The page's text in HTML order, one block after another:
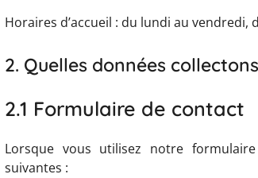
Horaires d’accueil : du lundi au vendredi,
2. Quelles données
2.1 Formulaire de contact
Lorsque vous utilisez notre
suivantes :